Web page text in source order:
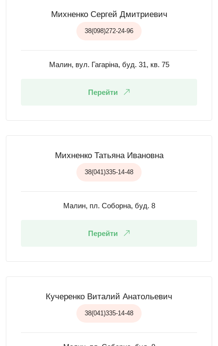
Михненко Сергей Дмитриевич
38(098)272-24-96
Малин, вул. Гагаріна, буд. 31, кв. 75
Перейти
Михненко Татьяна Ивановна
38(041)335-14-48
Малин, пл. Соборна, буд. 8
Перейти
Кучеренко Виталий Анатольевич
38(041)335-14-48